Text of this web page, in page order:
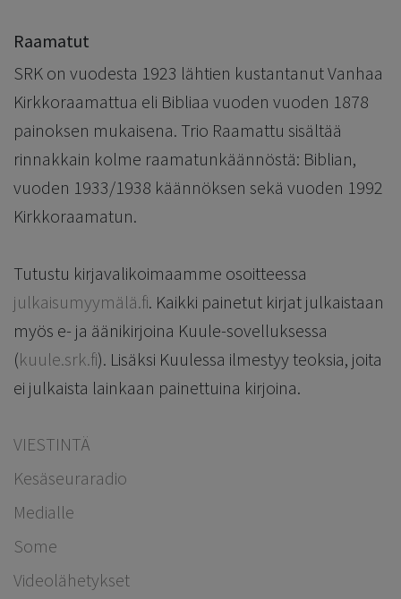
Raamatut
SRK on vuodesta 1923 lähtien kustantanut Vanhaa
Kirkkoraamattua eli Bibliaa vuoden vuoden 1878
painoksen mukaisena. Trio Raamattu sisältää
rinnakkain kolme raamatunkäännöstä: Biblian,
vuoden 1933/1938 käännöksen sekä vuoden 1992
Kirkkoraamatun.
Tutustu kirjavalikoimaamme osoitteessa
julkaisumyymälä.fi. Kaikki painetut kirjat julkaistaan
myös e- ja äänikirjoina Kuule-sovelluksessa
(kuule.srk.fi). Lisäksi Kuulessa ilmestyy teoksia, joita
ei julkaista lainkaan painettuina kirjoina.
VIESTINTÄ
Kesäseuraradio
Medialle
Some
Videolähetykset